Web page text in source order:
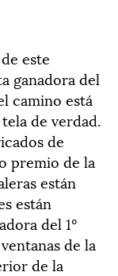
este
ganadora del
camino está
de verdad.
de
premio de la
están
están
del 1º
de la
de la